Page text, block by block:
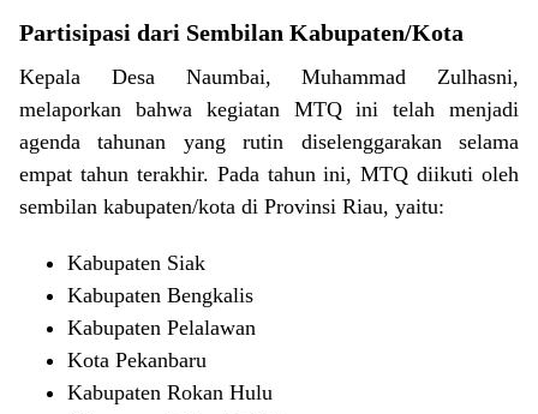
Partisipasi dari Sembilan Kabupaten/Kota
Kepala Desa Naumbai, Muhammad Zulhasni,
melaporkan bahwa kegiatan MTQ ini telah menjadi
agenda tahunan yang rutin diselenggarakan selama
empat tahun terakhir. Pada tahun ini, MTQ diikuti oleh
sembilan kabupaten/kota di Provinsi Riau, yaitu:
Kabupaten Siak
Kabupaten Bengkalis
Kabupaten Pelalawan
Kota Pekanbaru
Kabupaten Rokan Hulu